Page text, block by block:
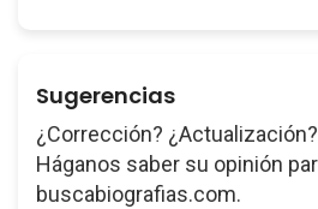
Sugerencias
¿Corrección?
Háganos saber su opinión
buscabiografias.com.